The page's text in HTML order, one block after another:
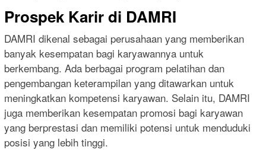
Prospek Karir di DAMRI
DAMRI dikenal sebagai perusahaan yang memberikan
banyak kesempatan bagi karyawannya untuk
berkembang. Ada berbagai program pelatihan dan
pengembangan keterampilan yang ditawarkan untuk
meningkatkan kompetensi karyawan. Selain itu, DAMRI
juga memberikan kesempatan promosi bagi karyawan
yang berprestasi dan memiliki potensi untuk menduduki
posisi yang lebih tinggi.